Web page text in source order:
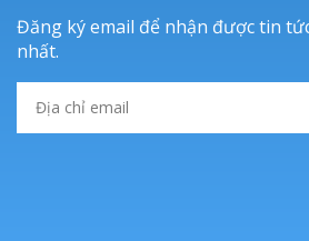
Đăng ký email để nhận được tin
nhất.